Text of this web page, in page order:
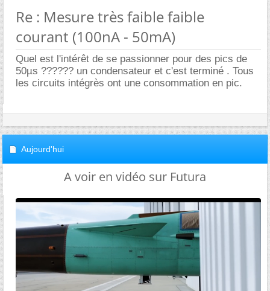
Re : Mesure très faible faible
courant (100nA - 50mA)
Quel est l'intérêt de se passionner pour des pics de
50µs ?????? un condensateur et c'est terminé . Tous
les circuits intégrès ont une consommation en pic.
Aujourd'hui
A voir en vidéo sur Futura